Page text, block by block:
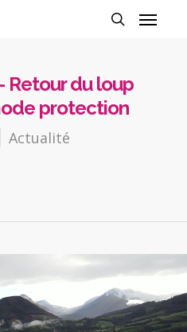
Retour du loup
protection
Actualité